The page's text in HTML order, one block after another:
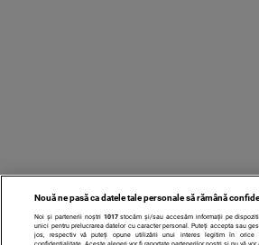
Nouă ne pasă ca datele tale personale să rămână
Noi și partenerii noștri 1017stocăm și/sau accesăm informații pe
unici pentru prelucrarea datelor cu caracter personal. Puteți accepta sau
jos, respectiv vă puteți opune utilizării unui interes legitim în
confidențialitate. Aceste alegeri vor fi raportate partenerilor noștri și nu vă vor